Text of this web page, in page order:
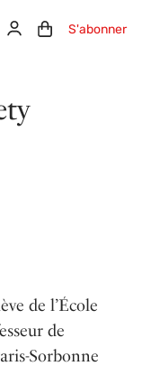
ConnexionPanier (0)
S'abonner
de l’École
de
Sorbonne